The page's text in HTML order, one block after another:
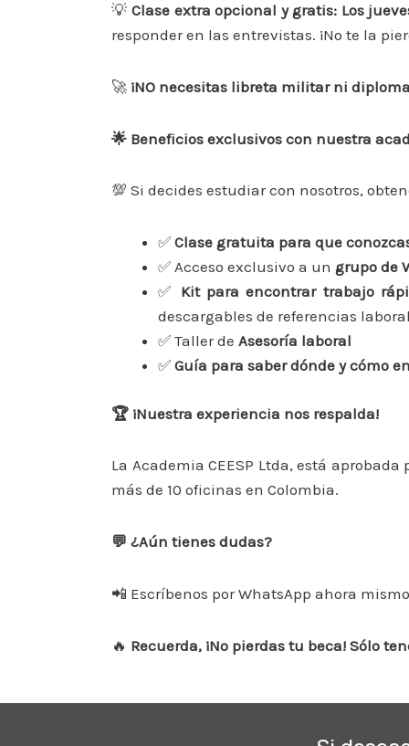
💡 Clase extra opcional y gratis: Los
responder en las entrevistas. ¡No te la
🚀 ¡NO necesitas libreta militar ni
🌟 Beneficios exclusivos con nuestra
💯 Si decides estudiar con nosotros,
✅ Clase gratuita para que
✅ Acceso exclusivo a un grupo de
✅ Kit para encontrar trabajo
descargables de referencias
✅ Taller de Asesoría laboral
✅ Guía para saber dónde y cómo
🏆 ¡Nuestra experiencia nos respalda!
La Academia CEESP Ltda, está aprobada
más de 10 oficinas en Colombia.
💬 ¿Aún tienes dudas?
📲 Escríbenos por WhatsApp ahora
🔥 Recuerda, ¡No pierdas tu beca! Sólo